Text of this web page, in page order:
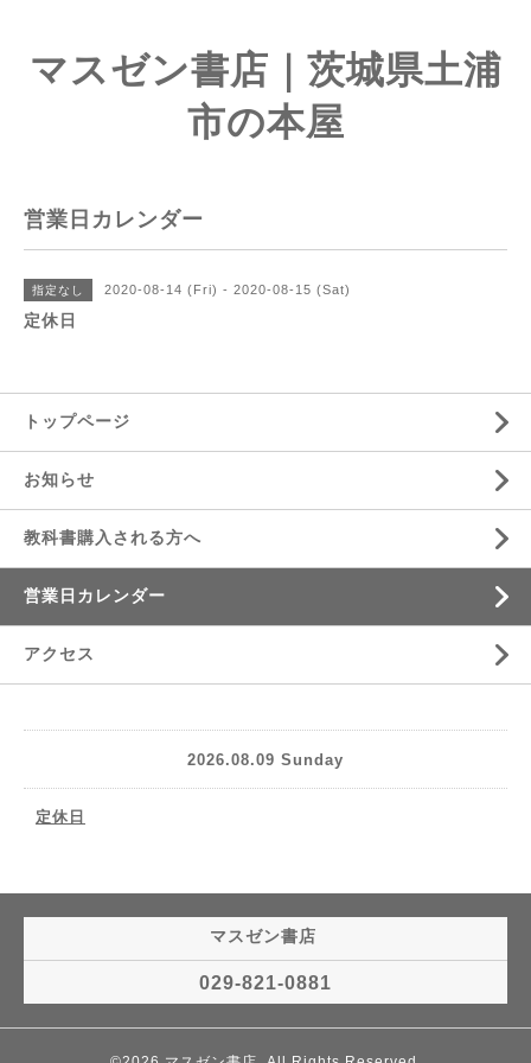
マスゼン書店｜茨城県土浦
市の本屋
営業日カレンダー
指定なし 2020-08-14 (Fri) - 2020-08-15 (Sat)
定休日
トップページ
お知らせ
教科書購入される方へ
営業日カレンダー
アクセス
2026.08.09 Sunday
定休日
マスゼン書店
029-821-0881